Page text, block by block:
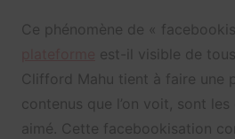
Ce phénomène de «
est-il visible de
Clifford Mahu tient à faire une
contenus que l’on voit, sont les
aimé. Cette facebookisation